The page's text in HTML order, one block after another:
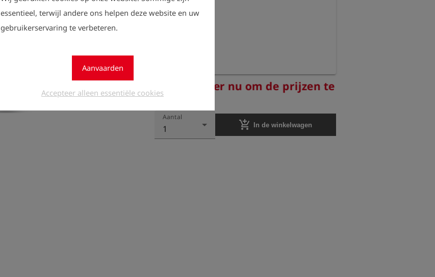
essentieel, terwijl andere ons helpen deze website en uw
gebruikerservaring te verbeteren.
Aanvaarden
Accepteer alleen essentiële cookies
lock
Registreer nu om de prijzen te
Aantal
1 add_shopping_cart In de winkelwagen